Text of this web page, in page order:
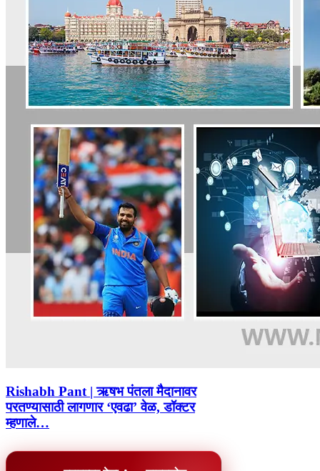
Rishabh Pant | ऋषभ पंतला मैदानावर
परतण्यासाठी लागणार ‘एवढा’ वेळ, डॉक्टर
म्हणाले…